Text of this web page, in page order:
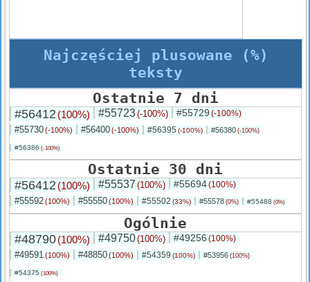
Najczęściej plusowane (%)
teksty
Ostatnie 7 dni
#56412 (100%) #55723(-100%) #55729 (-100%)
#55730(-100%) #56400(-100%) #56395 (-100%) #56380 (-100%)
#56386 (-100%)
Ostatnie 30 dni
#56412 (100%) #55537 (100%) #55694(100%)
#55592(100%) #55550(100%) #55502 (33%) #55578 (0%) #55488 (0%)
Ogólnie
#48790(100%) #49750(100%) #49256 (100%)
#49591(100%) #48850(100%) #54359 (100%) #53956 (100%)
#54375 (100%)